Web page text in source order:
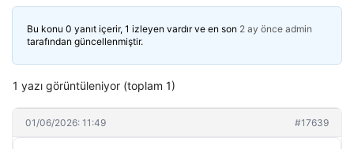
Bu konu 0 yanıt içerir, 1 izleyen vardır ve en son 2 ay önce admin
tarafından güncellenmiştir.
1 yazı görüntüleniyor (toplam 1)
01/06/2026: 11:49 #17639